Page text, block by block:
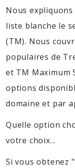
Nous
liste blanche le
(TM). Nous
populaires de
et TM Maximum
options
domaine et par
Quelle option
votre choix...
Si vous obtenez "